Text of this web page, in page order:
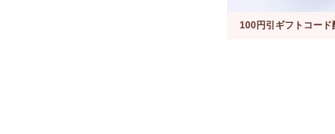
100円引ギフトコード